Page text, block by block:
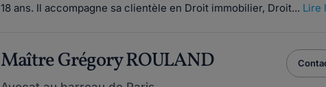
18 ans. Il accompagne sa clientèle en Droit immobilier, Droit... Lire
Maître Grégory ROULAND